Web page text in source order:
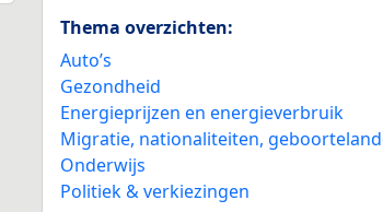
Thema overzichten:
Auto’s
Gezondheid
Energieprijzen en energieverbruik
Migratie, nationaliteiten,
Onderwijs
Politiek & verkiezingen